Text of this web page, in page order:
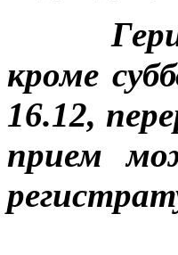
кроме
16.12,
прием